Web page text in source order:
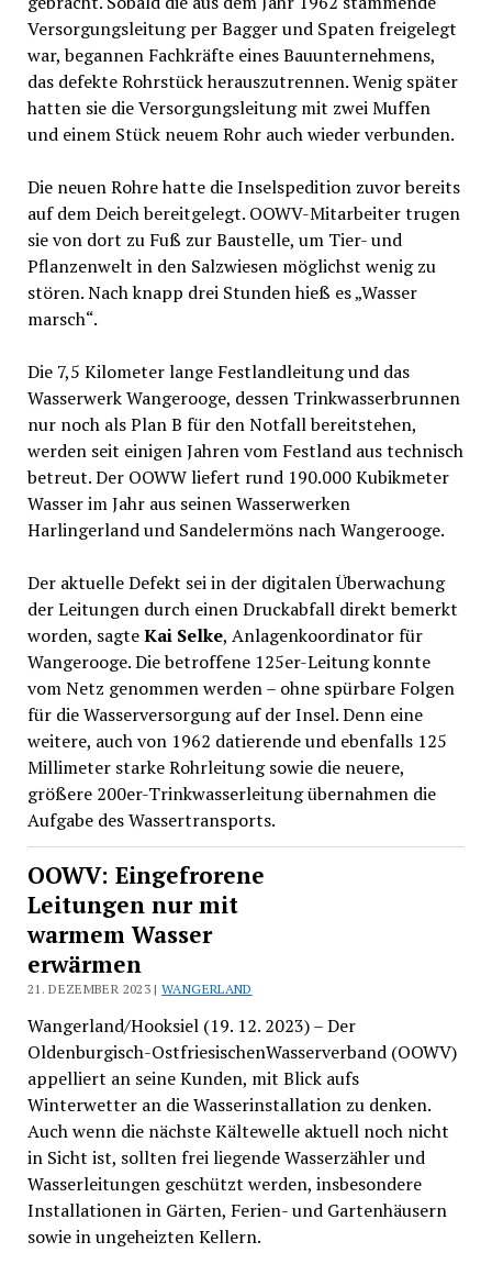
Versorgungsleitung per Bagger und Spaten freigelegt
war, begannen Fachkräfte eines Bauunternehmens,
das defekte Rohrstück herauszutrennen. Wenig später
hatten sie die Versorgungsleitung mit zwei Muffen
und einem Stück neuem Rohr auch wieder verbunden.
Die neuen Rohre hatte die Inselspedition zuvor bereits
auf dem Deich bereitgelegt. OOWV-Mitarbeiter trugen
sie von dort zu Fuß zur Baustelle, um Tier- und
Pflanzenwelt in den Salzwiesen möglichst wenig zu
stören. Nach knapp drei Stunden hieß es „Wasser
marsch“.
Die 7,5 Kilometer lange Festlandleitung und das
Wasserwerk Wangerooge, dessen Trinkwasserbrunnen
nur noch als Plan B für den Notfall bereitstehen,
werden seit einigen Jahren vom Festland aus technisch
betreut. Der OOWW liefert rund 190.000 Kubikmeter
Wasser im Jahr aus seinen Wasserwerken
Harlingerland und Sandelermöns nach Wangerooge.
Der aktuelle Defekt sei in der digitalen Überwachung
der Leitungen durch einen Druckabfall direkt bemerkt
worden, sagteKai Selke, Anlagenkoordinator für
Wangerooge. Die betroffene 125er-Leitung konnte
vom Netz genommen werden – ohne spürbare Folgen
für die Wasserversorgung auf der Insel. Denn eine
weitere, auch von 1962 datierende und ebenfalls 125
Millimeter starke Rohrleitung sowie die neuere,
größere 200er-Trinkwasserleitung übernahmen die
Aufgabe des Wassertransports.
OOWV: Eingefrorene
Leitungen nur mit
warmem Wasser
erwärmen
21. DEZEMBER 2023 |WANGERLAND
Wangerland/Hooksiel (19. 12. 2023) – Der
Oldenburgisch-OstfriesischenWasserverband (OOWV)
appelliert an seine Kunden, mit Blick aufs
Winterwetter an die Wasserinstallation zu denken.
Auch wenn die nächste Kältewelle aktuell noch nicht
in Sicht ist, sollten frei liegende Wasserzähler und
Wasserleitungen geschützt werden, insbesondere
Installationen in Gärten, Ferien- und Gartenhäusern
sowie in ungeheizten Kellern.